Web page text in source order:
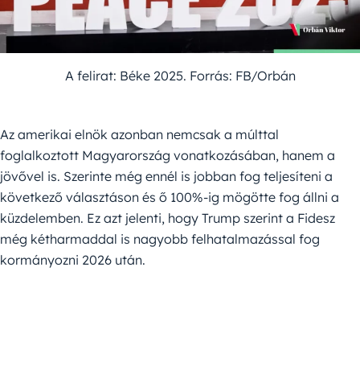
A felirat: Béke 2025. Forrás: FB/Orbán
Az amerikai elnök azonban nemcsak a múlttal
foglalkoztott Magyarország vonatkozásában, hanem a
jövővel is. Szerinte még ennél is jobban fog teljesíteni a
következő választáson és ő 100%-ig mögötte fog állni a
küzdelemben. Ez azt jelenti, hogy Trump szerint a Fidesz
még kétharmaddal is nagyobb felhatalmazással fog
kormányozni 2026 után.